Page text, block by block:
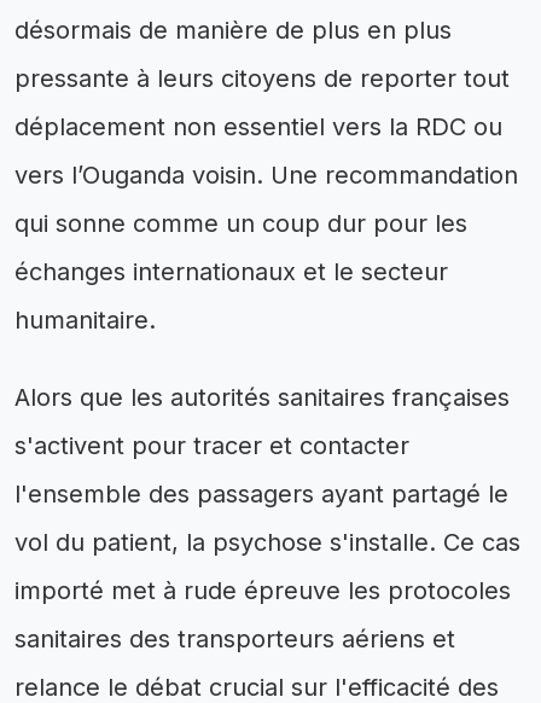
désormais de manière de plus en plus
pressante à leurs citoyens de reporter tout
déplacement non essentiel vers la RDC ou
vers l’Ouganda voisin. Une recommandation
qui sonne comme un coup dur pour les
échanges internationaux et le secteur
humanitaire.
Alors que les autorités sanitaires françaises
s'activent pour tracer et contacter
l'ensemble des passagers ayant partagé le
vol du patient, la psychose s'installe. Ce cas
importé met à rude épreuve les protocoles
sanitaires des transporteurs aériens et
relance le débat crucial sur l'efficacité des